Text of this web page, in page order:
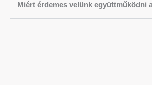
Miért érdemes velünk együttműködni